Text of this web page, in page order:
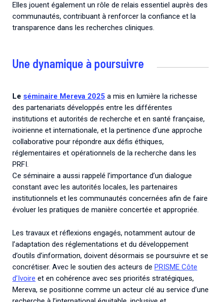
Elles jouent également un rôle de relais essentiel auprès des
communautés, contribuant à renforcer la confiance et la
transparence dans les recherches cliniques.
Une dynamique à poursuivre
Le séminaire Mereva 2025 a mis en lumière la richesse
des partenariats développés entre les différentes
institutions et autorités de recherche et en santé française,
ivoirienne et internationale, et la pertinence d’une approche
collaborative pour répondre aux défis éthiques,
réglementaires et opérationnels de la recherche dans les
PRFI.
Ce séminaire a aussi rappelé l’importance d’un dialogue
constant avec les autorités locales, les partenaires
institutionnels et les communautés concernées afin de faire
évoluer les pratiques de manière concertée et appropriée.
Les travaux et réflexions engagés, notamment autour de
l’adaptation des réglementations et du développement
d’outils d’information, doivent désormais se poursuivre et se
concrétiser. Avec le soutien des acteurs de PRISME Côte
d’Ivoire et en cohérence avec ses priorités stratégiques,
Mereva, se positionne comme un acteur clé au service d’une